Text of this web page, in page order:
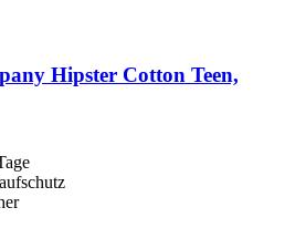
Hipster Cotton Teen,